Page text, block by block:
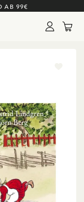
AB 99€